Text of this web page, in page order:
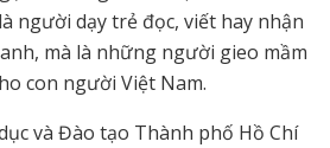
người dạy trẻ đọc, viết hay nhận
mà là những người gieo mầm
con người Việt Nam.
và Đào tạo Thành phố Hồ Chí